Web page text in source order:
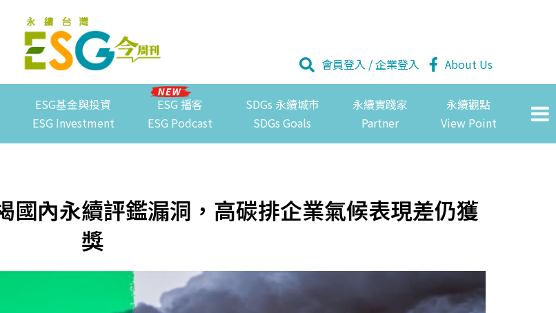
會員登入 /企業登入 About Us
ESG基金與投資
ESG Investment
ESG 播客
ESG Podcast
SDGs 永續城市
SDGs Goals
永續實踐家
Partner
永續觀點
View Point
國內永續評鑑漏洞，高碳排企業氣候表現差仍獲
獎